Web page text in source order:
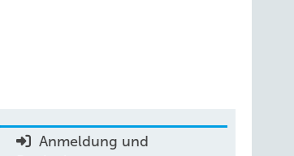
Anmeldung und